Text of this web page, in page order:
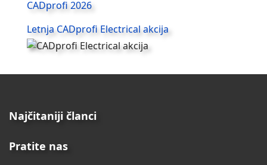
CADprofi 2026
Letnja CADprofi Electrical akcija
Najčitaniji članci
Pratite nas